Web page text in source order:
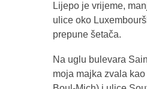
Lijepo je vrijeme,
ulice oko
prepune šetača.
Na uglu bulevara
moja majka zvala